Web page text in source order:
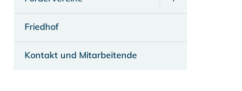
Friedhof
Kontakt und Mitarbeitende